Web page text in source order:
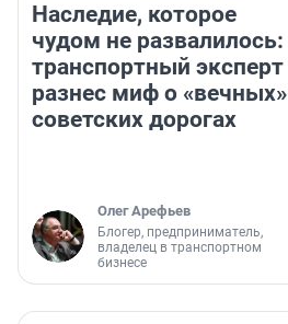
Наследие, которое
чудом не развалилось:
транспортный эксперт
разнес миф о «вечных»
советских дорогах
Олег Арефьев
Блогер, предприниматель,
владелец в транспортном
бизнесе